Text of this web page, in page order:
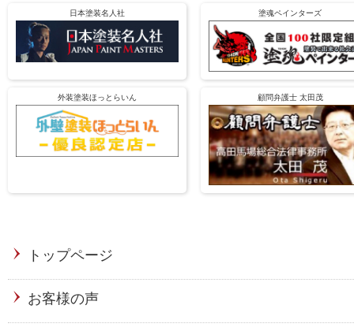
日本塗装名人社 塗魂ペインターズ
外装塗装ほっとらいん 顧問弁護士 太田茂
トップページ
お客様の声